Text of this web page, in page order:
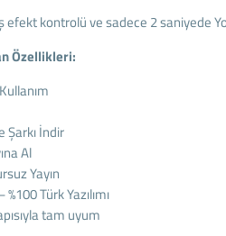
kontrolü ve sadece 2 saniyede
Özellikleri:
Şarkı İndir
Al
Yayın
Türk Yazılımı
tam uyum